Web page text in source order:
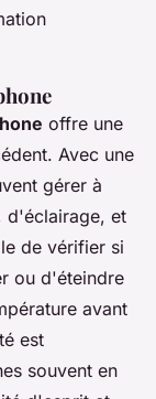
offre une
Avec une
gérer à
d'éclairage, et
de vérifier si
ou d'éteindre
avant
est
souvent en